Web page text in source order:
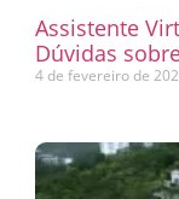
Assistente
Dúvidas
4 de fevereiro de